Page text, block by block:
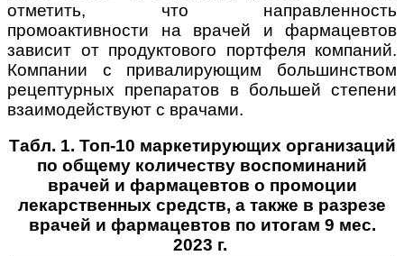
отметить, что направленность
промоактивности на врачей и фармацевтов
зависит от продуктового портфеля компаний.
Компании с привалирующим большинством
рецептурных препаратов в большей степени
взаимодействуют с врачами.
Табл. 1. Топ-10 маркетирующих организаций
по общему количеству воспоминаний
врачей и фармацевтов о промоции
лекарственных средств, а также в разрезе
врачей и фармацевтов по итогам 9 мес.
2023 г.